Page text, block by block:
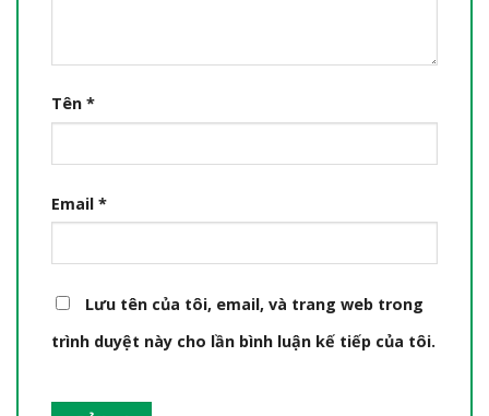
Tên *
Email *
Lưu tên của tôi, email, và trang web trong
trình duyệt này cho lần bình luận kế tiếp của tôi.